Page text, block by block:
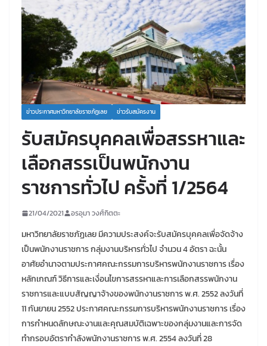
ข่าวประกาศมหาวิทยาลัยราชภัฏเลย ข่าวรับสมัครงาน
รับสมัครบุคคลเพื่อสรรหาและ
เลือกสรรเป็นพนักงาน
ราชการทั่วไป ครั้งที่ 1/2564
21/04/2021 อรอุมา วงศ์กิตตะ
มหาวิทยาลัยราชภัฏเลย มีความประสงค์จะรับสมัครบุคคลเพื่อจัดจ้าง
เป็นพนักงานราชการ กลุ่มงานบริหารทั่วไป จำนวน 4 อัตรา ฉะนั้น
อาศัยอำนาจตามประกาศคณะกรรมการบริหารพนักงานราชการ เรื่อง
หลักเกณฑ์ วิธีการและเงื่อนไขการสรรหาและการเลือกสรรพนักงาน
ราชการและแบบสัญญาจ้างของพนักงานราชการ พ.ศ. 2552 ลงวันที่
11 กันยายน 2552 ประกาศคณะกรรมการบริหารพนักงานราชการ เรื่อง
การกำหนดลักษณะงานและคุณสมบัติเฉพาะของกลุ่มงานและการจัด
ทำกรอบอัตรากำลังพนักงานราชการ พ.ศ. 2554 ลงวันที่ 28